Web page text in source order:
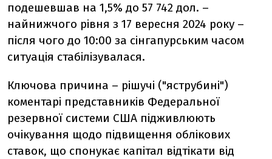
подешевшав на 1,5% до 57 742 дол. –
найнижчого рівня з 17 вересня 2024 року –
після чого до 10:00 за сінгапурським часом
ситуація стабілізувалася.
Ключова причина – рішучі ("яструбині")
коментарі представників Федеральної
резервної системи США підживлюють
очікування щодо підвищення облікових
ставок, що спонукає капітал відтікати від